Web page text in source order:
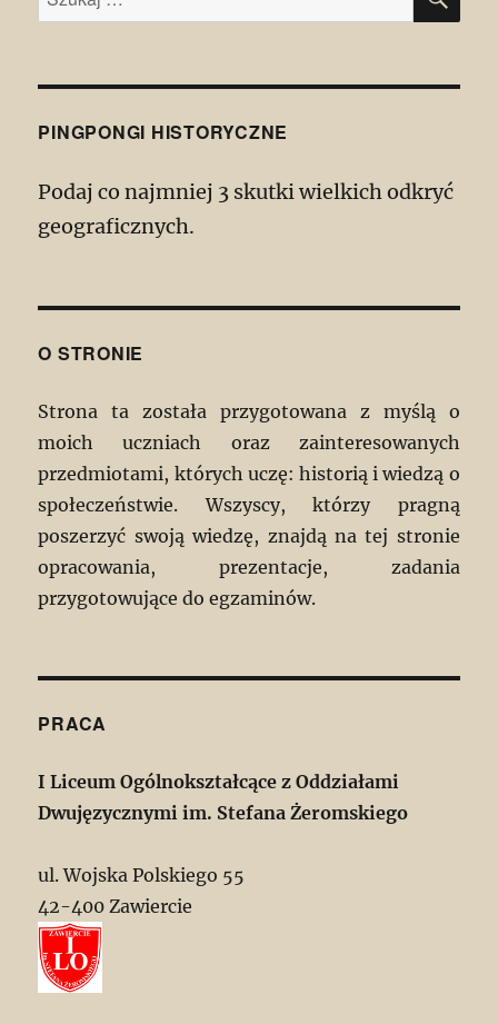
PINGPONGI HISTORYCZNE
Podaj co najmniej 3 skutki wielkich odkryć
geograficznych.
O STRONIE
Strona ta została przygotowana z myślą o
moich uczniach oraz zainteresowanych
przedmiotami, których uczę: historią i wiedzą o
społeczeństwie. Wszyscy, którzy pragną
poszerzyć swoją wiedzę, znajdą na tej stronie
opracowania, prezentacje, zadania
przygotowujące do egzaminów.
PRACA
I Liceum Ogólnokształcące z Oddziałami
Dwujęzycznymi im. Stefana Żeromskiego
ul. Wojska Polskiego 55
42-400 Zawiercie